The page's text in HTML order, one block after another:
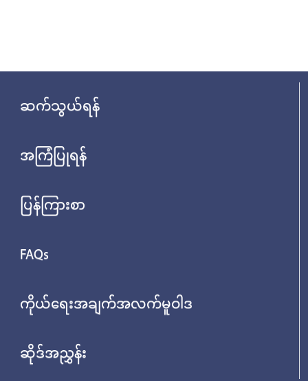
ဆက်သွယ်ရန်
အကြံပြုရန်
ပြန်ကြားစာ
FAQs
ကိုယ်ရေးအချက်အလက်မူဝါဒ
ဆိုဒ်အညွှန်း